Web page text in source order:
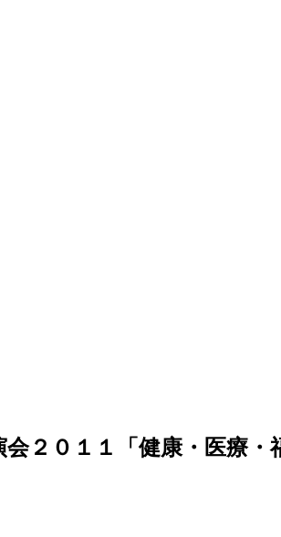
２０１１「健康・医療